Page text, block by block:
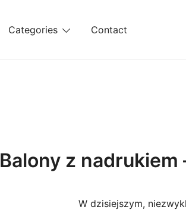
Categories Contact
Balony z
W dzisiejszym,